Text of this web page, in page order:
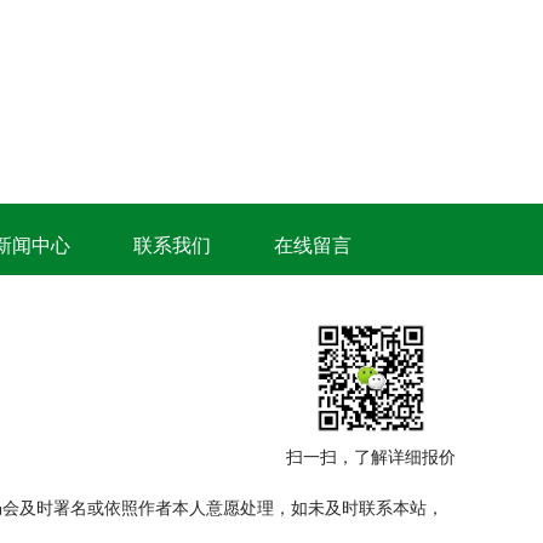
闻中心 联系我们 在线留言
扫一扫，了解详细报价
及时署名或依照作者本人意愿处理，如未及时联系本站，